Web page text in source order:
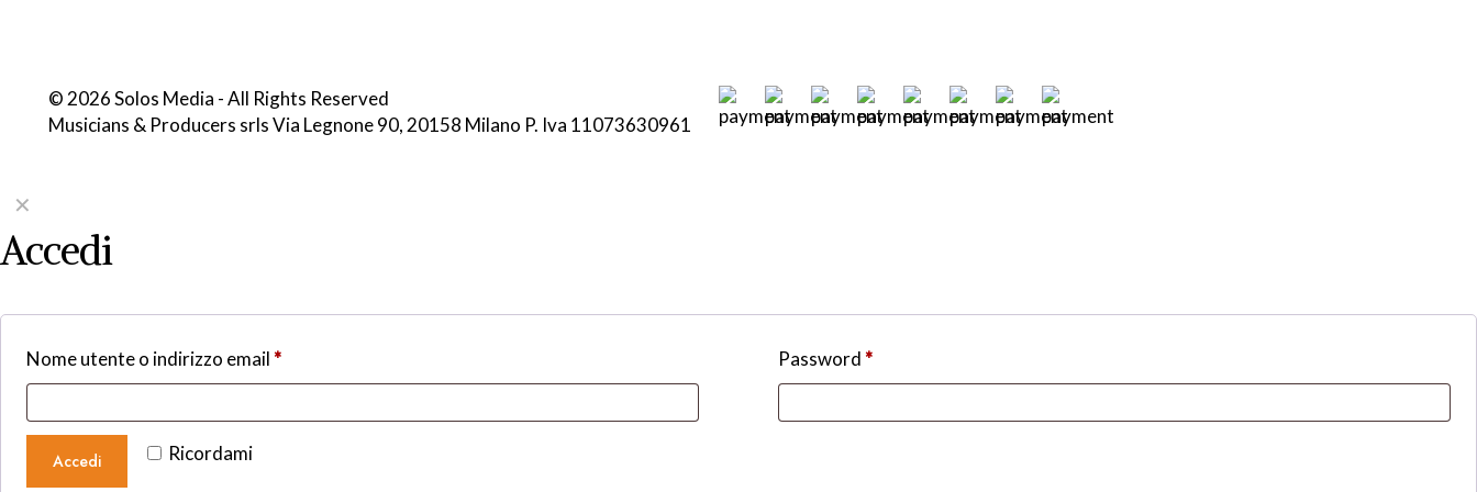
© 2026 Solos Media - All Rights Reserved
Musicians & Producers srls Via Legnone 90, 20158 Milano P. Iva 11073630961
✕
Accedi
Nome utente o indirizzo email * Password *
Ricordami
Accedi